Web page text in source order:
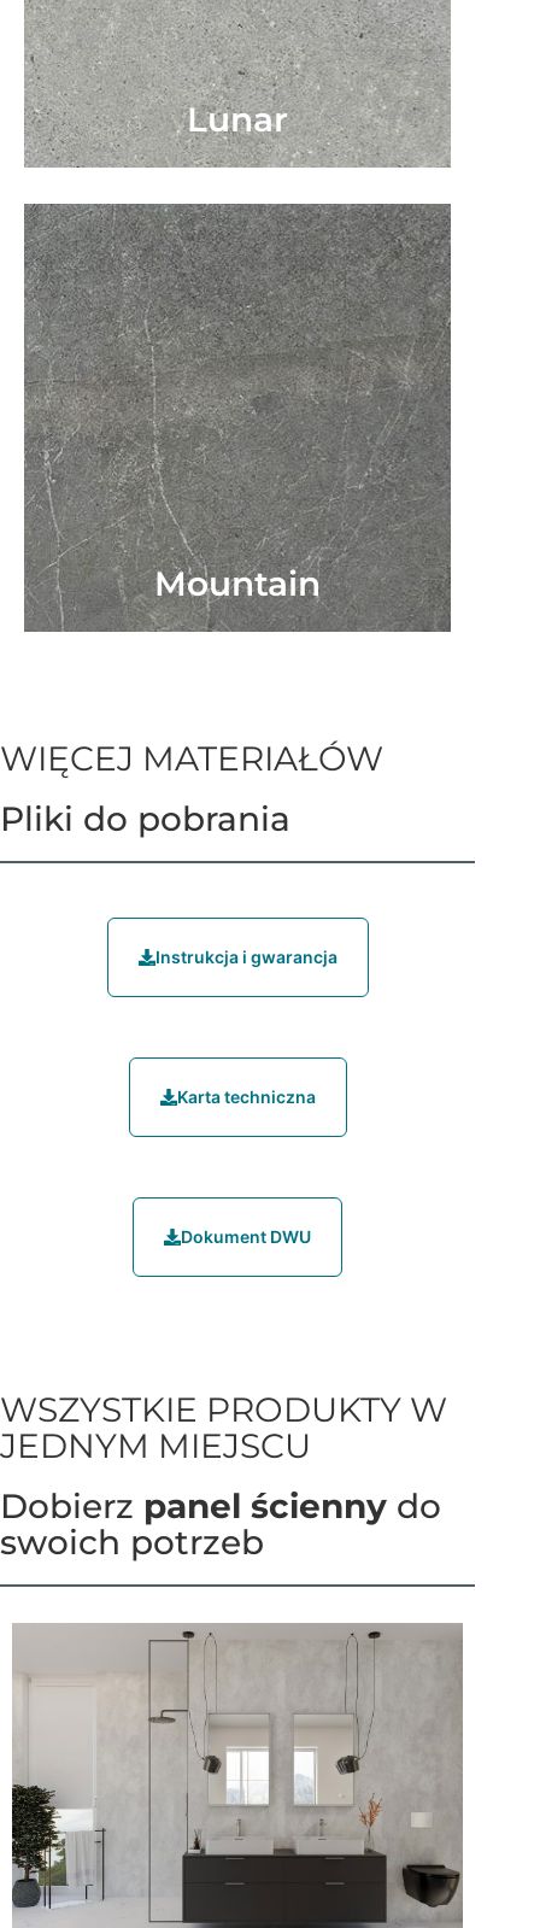
Lunar
Mountain
WIĘCEJ MATERIAŁÓW
Pliki do pobrania
Instrukcja i gwarancja
Karta techniczna
Dokument DWU
WSZYSTKIE PRODUKTY W
JEDNYM MIEJSCU
Dobierz panel ścienny do
swoich potrzeb